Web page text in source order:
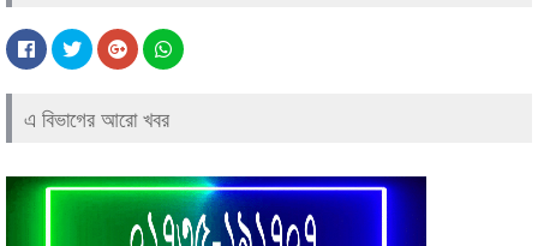
এ বিভাগের আরো খবর